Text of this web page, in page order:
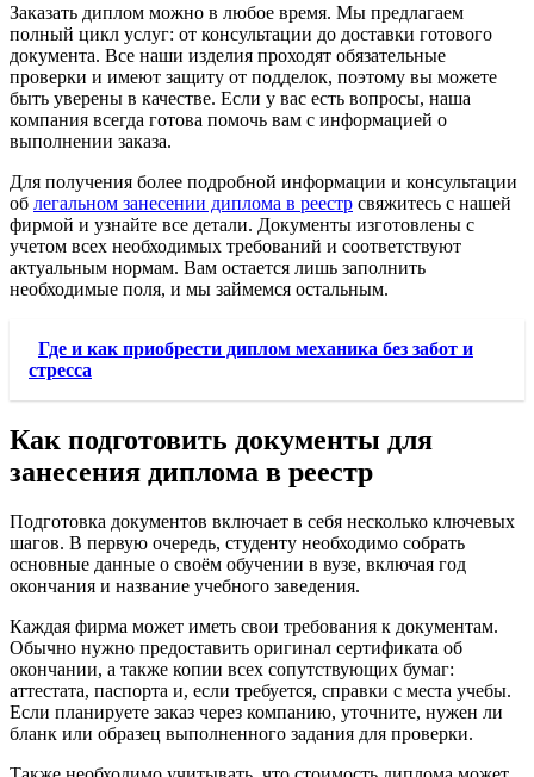
Заказать диплом можно в любое время. Мы предлагаем
полный цикл услуг: от консультации до доставки готового
документа. Все наши изделия проходят обязательные
проверки и имеют защиту от подделок, поэтому вы можете
быть уверены в качестве. Если у вас есть вопросы, наша
компания всегда готова помочь вам с информацией о
выполнении заказа.
Для получения более подробной информации и консультации
об легальном занесении диплома в реестр свяжитесь с нашей
фирмой и узнайте все детали. Документы изготовлены с
учетом всех необходимых требований и соответствуют
актуальным нормам. Вам остается лишь заполнить
необходимые поля, и мы займемся остальным.
Где и как приобрести диплом механика без забот и
стресса
Как подготовить документы для
занесения диплома в реестр
Подготовка документов включает в себя несколько ключевых
шагов. В первую очередь, студенту необходимо собрать
основные данные о своём обучении в вузе, включая год
окончания и название учебного заведения.
Каждая фирма может иметь свои требования к документам.
Обычно нужно предоставить оригинал сертификата об
окончании, а также копии всех сопутствующих бумаг:
аттестата, паспорта и, если требуется, справки с места учебы.
Если планируете заказ через компанию, уточните, нужен ли
бланк или образец выполненного задания для проверки.